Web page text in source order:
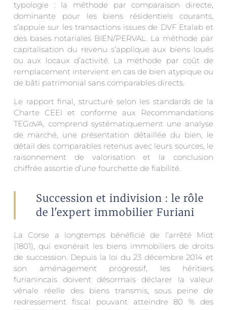
typologie : la méthode par comparaison directe,
dominante pour les biens résidentiels courants,
s’appuie sur les transactions issues de DVF Etalab et
des bases notariales BIEN/PERVAL. La méthode par
capitalisation du revenu s’applique aux biens loués
ou aux locaux d’activité. La méthode par coût de
remplacement intervient en cas de bien atypique ou
de bâti patrimonial sans comparables directs.
Le rapport final, structuré selon les standards de la
Charte CEEI et conforme aux Recommandations
TEGoVA, comprend systématiquement une analyse
de marché, une présentation détaillée du bien, le
détail des comparables retenus avec leurs sources, le
raisonnement de valorisation et la conclusion
chiffrée assortie d’une fourchette de fiabilité.
Succession et indivision : le rôle
de l'expert immobilier Furiani
La Corse a longtemps bénéficié de l’arrêté Miot
(1801), qui exonérait les biens immobiliers de droits
de succession. Depuis la loi du 23 décembre 2014 et
son aménagement progressif, les héritiers
furianincais doivent désormais déclarer la valeur
vénale réelle des biens transmis, sous peine de
redressement fiscal pouvant atteindre 80 % des